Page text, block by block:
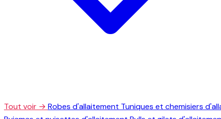
Tout voir → Robes d'allaitement Tuniques et chemisiers